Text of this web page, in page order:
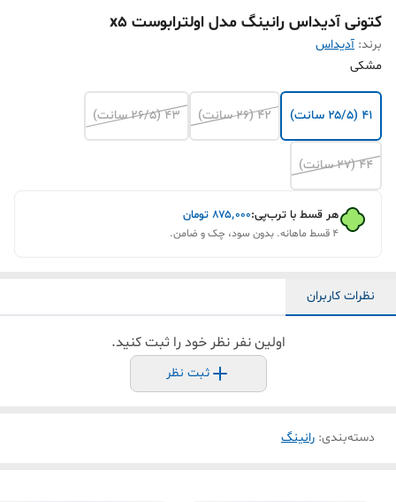
کتونی آدیداس رانینگ مدل اولترابوست x5
برند: آدیداس
مشکی
۴۱ (۲۵/۵ سانت) ۴۲ (۲۶ سانت) ۴۳ (۲۶/۵ سانت)
۴۴ (۲۷ سانت)
هر قسط با ترب‌پی:۸۷۵٬۰۰۰ تومان
۴ قسط ماهانه. بدون سود، چک و ضامن.
نظرات کاربران
اولین نفر نظر خود را ثبت کنید.
ثبت نظر
دسته‌بندی: رانینگ